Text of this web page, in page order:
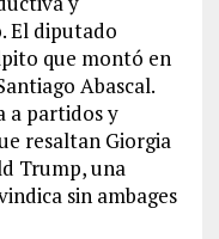
El diputado
que montó en
Abascal.
a partidos y
resaltan Giorgia
Trump, una
sin ambages